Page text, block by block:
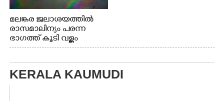
മലങ്കര ജലാശയത്തിൽ
രാസമാലിന്യം പരന്ന
ഭാഗത്ത് കൂടി വള്ളം
തുഴഞ്ഞു പോകുന്ന
KERALA KAUMUDI